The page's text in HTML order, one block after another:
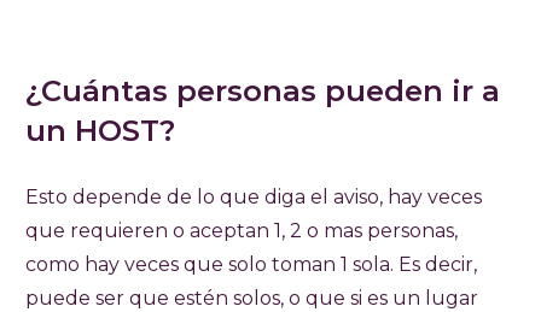
¿Cuántas personas pueden ir a
un HOST?
Esto depende de lo que diga el aviso, hay veces
que requieren o aceptan 1, 2 o mas personas,
como hay veces que solo toman 1 sola. Es decir,
puede ser que estén solos, o que si es un lugar